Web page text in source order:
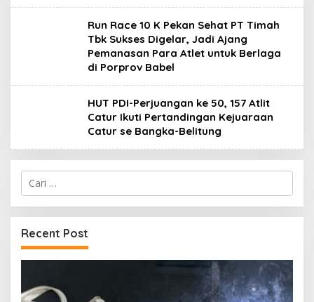
Run Race 10 K Pekan Sehat PT Timah
Tbk Sukses Digelar, Jadi Ajang
Pemanasan Para Atlet untuk Berlaga
di Porprov Babel
HUT PDI-Perjuangan ke 50, 157 Atlit
Catur Ikuti Pertandingan Kejuaraan
Catur se Bangka-Belitung
Cari
untuk:
Recent Post